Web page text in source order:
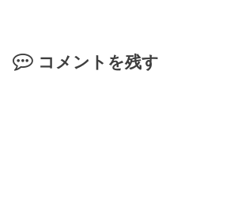
コメントを残す